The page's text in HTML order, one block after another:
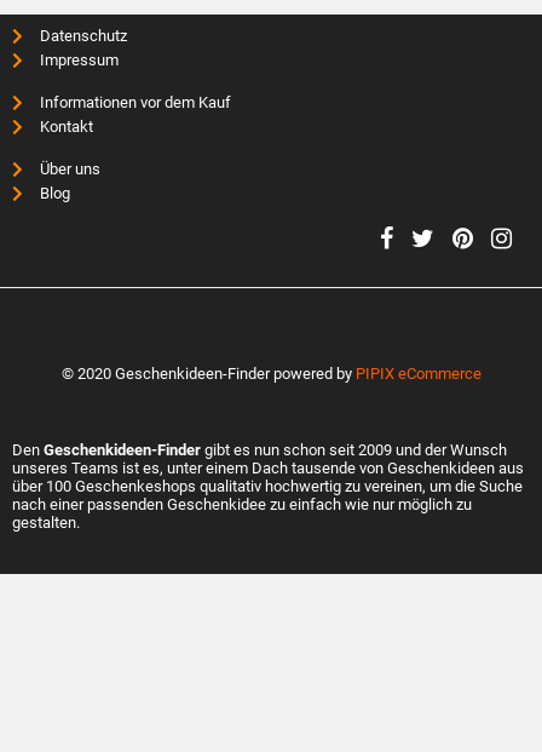
Datenschutz
Impressum
Informationen vor dem Kauf
Kontakt
Über uns
Blog
© 2020 Geschenkideen-Finder powered by PIPIX eCommerce
Den Geschenkideen-Finder gibt es nun schon seit 2009 und der Wunsch
unseres Teams ist es, unter einem Dach tausende von Geschenkideen aus
über 100 Geschenkeshops qualitativ hochwertig zu vereinen, um die Suche
nach einer passenden Geschenkidee zu einfach wie nur möglich zu
gestalten.